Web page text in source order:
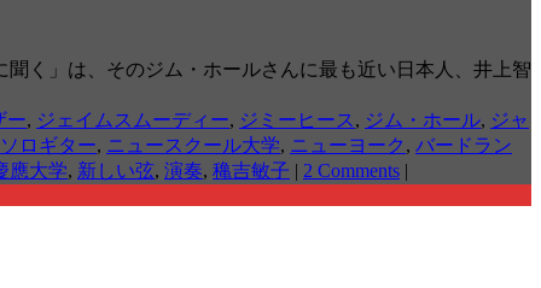
く」は、そのジム・ホールさんに最も近い日本人、井上智
ー, ジェイムスムーディー, ジミーヒース , ジム・ホール, ジャ
ソロギター, ニュースクール大学, ニューヨーク , バードラン
應大学, 新しい弦, 演奏, 穐吉敏子 | 2 Comments |